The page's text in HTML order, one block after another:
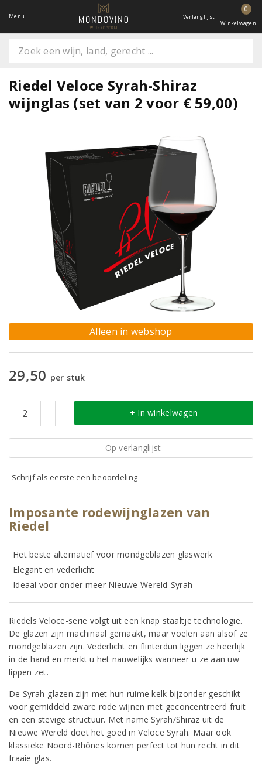
Menu Verlanglijst
0
Winkelwagen
Riedel Veloce Syrah-Shiraz
wijnglas (set van 2 voor € 59,00)
Alleen in webshop
29,50 per stuk
+ In winkelwagen
Op verlanglijst
Schrijf als eerste een beoordeling
Imposante rodewijnglazen van
Riedel
Het beste alternatief voor mondgeblazen glaswerk
Elegant en vederlicht
Ideaal voor onder meer Nieuwe Wereld-Syrah
Riedels Veloce-serie volgt uit een knap staaltje technologie.
De glazen zijn machinaal gemaakt, maar voelen aan alsof ze
mondgeblazen zijn. Vederlicht en flinterdun liggen ze heerlijk
in de hand en merkt u het nauwelijks wanneer u ze aan uw
lippen zet.
De Syrah-glazen zijn met hun ruime kelk bijzonder geschikt
voor gemiddeld zware rode wijnen met geconcentreerd fruit
en een stevige structuur. Met name Syrah/Shiraz uit de
Nieuwe Wereld doet het goed in Veloce Syrah. Maar ook
klassieke Noord-Rhônes komen perfect tot hun recht in dit
fraaie glas.